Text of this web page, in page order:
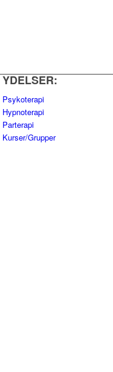
YDELSER:
Psykoterapi
Hypnoterapi
Parterapi
Kurser/Grupper